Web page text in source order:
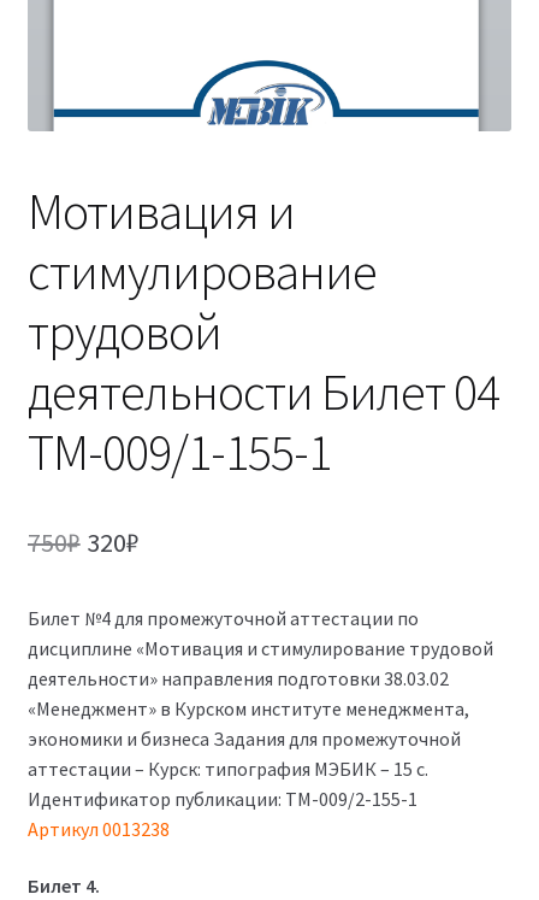
38.04.04 Государственное и муниципальное
управление 2,5 года (Магистратура)
Мотивация и
стимулирование
трудовой
деятельности Билет 04
ТМ-009/1-155-1
750₽ Первоначальная
составляла
750₽.
320₽Текущая
320₽.
Билет №4 для промежуточной аттестации по
дисциплине «Мотивация и стимулирование трудовой
деятельности» направления подготовки 38.03.02
«Менеджмент» в Курском институте менеджмента,
экономики и бизнеса Задания для промежуточной
аттестации – Курск: типография МЭБИК – 15 с.
Идентификатор публикации: ТМ-009/2-155-1
Артикул 0013238
Билет 4.